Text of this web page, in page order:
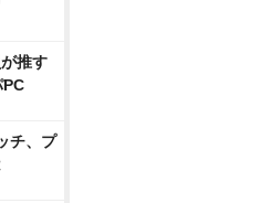
推す
PC
チ、プ